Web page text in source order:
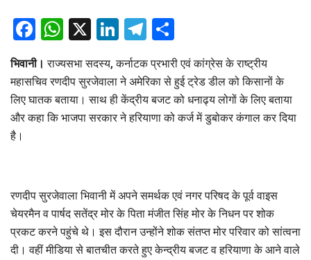
Facebook
WhatsApp
X LinkedIn
Telegram
भिवानी। राज्यसभा सदस्य, कर्नाटक प्रभारी एवं कांग्रेस के राष्ट्रीय
महासचिव रणदीप सुरजेवाला ने अमेरिका से हुई ट्रेड डील को किसानों के
लिए घातक बताया। साथ ही केंद्रीय बजट को धनाढ्य लोगों के लिए बताया
और कहा कि भाजपा सरकार ने हरियाणा को कर्ज में डुबोकर कंगाल कर दिया
है।
रणदीप सुरजेवाला भिवानी में अपने समर्थक एवं नगर परिषद के पूर्व वाइस
चेयरमैन व पार्षद सतेंद्र मोर के पिता मंजीत सिंह मोर के निधन पर शोक
प्रकट करने पहुंचे थे। इस दौरान उन्होंने शोक संतप्त मोर परिवार को सांत्वना
दी। वहीं मीडिया से बातचीत करते हुए केन्द्रीय बजट व हरियाणा के आने वाले